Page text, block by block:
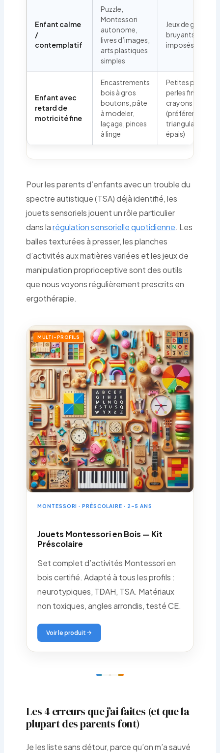
Enfant calme
/
contemplatif
Puzzle,
Montessori
autonome,
livres d’images,
arts plastiques
simples
Jeux de groupe
bruyants
imposés
Enfant avec
retard de
motricité fine
Encastrements
bois à gros
boutons, pâte
à modeler,
laçage, pinces
à linge
Petites pièces,
perles fines,
crayons
(préférer
triangulaires
épais)
Pour les parents d’enfants avec un trouble du
spectre autistique (TSA) déjà identifié, les
jouets sensoriels jouent un rôle particulier
dans larégulation sensorielle quotidienne. Les
balles texturées à presser, les planches
d’activités aux matières variées et les jeux de
manipulation proprioceptive sont des outils
que nous voyons régulièrement prescrits en
ergothérapie.
MULTI-PROFILS
MONTESSORI · PRÉSCOLAIRE · 2–5 ANS
Jouets Montessori en Bois — Kit
Préscolaire
Set complet d’activités Montessori en
bois certifié. Adapté à tous les profils :
neurotypiques, TDAH, TSA. Matériaux
non toxiques, angles arrondis, testé CE.
Voir le produit
Les 4 erreurs que j’ai faites (et que la
plupart des parents font)
Je les liste sans détour, parce qu’on m’a sauvé